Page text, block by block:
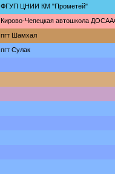
ФГУП ЦНИИ КМ "Прометей"
Кирово-Чепецкая автошкола
пгт Шамхал
пгт Сулак